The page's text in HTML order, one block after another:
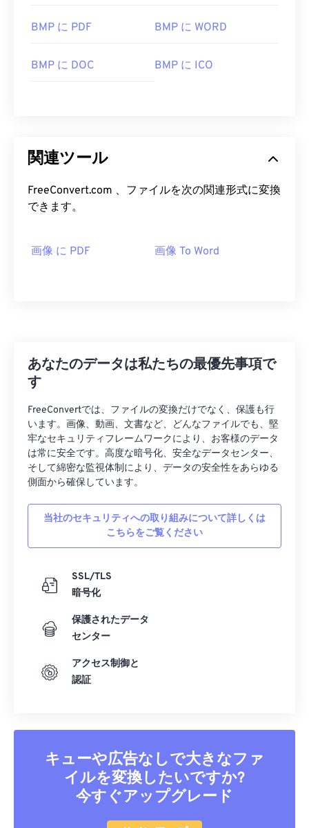
BMP に PDF BMP に WORD
BMP に DOC BMP に ICO
関連ツール
FreeConvert.com 、ファイルを次の関連形式に変換
できます。
画像 に PDF 画像 To Word
あなたのデータは私たちの最優先事項で
す
FreeConvertでは、ファイルの変換だけでなく、保護も行
います。画像、動画、文書など、どんなファイルでも、堅
牢なセキュリティフレームワークにより、お客様のデータ
は常に安全です。高度な暗号化、安全なデータセンター、
そして綿密な監視体制により、データの安全性をあらゆる
側面から確保しています。
当社のセキュリティへの取り組みについて詳しくは
こちらをご覧ください
SSL/TLS
暗号化
保護されたデータ
センター
アクセス制御と
認証
キューや広告なしで大きなファ
イルを変換したいですか?
今すぐアップグレード